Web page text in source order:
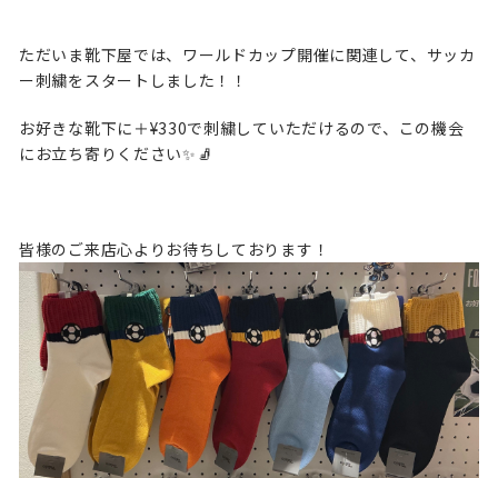
ただいま靴下屋では、ワールドカップ開催に関連して、サッカ
ー刺繍をスタートしました！！
お好きな靴下に＋¥330で刺繍していただけるので、この機会
にお立ち寄りください✨🧦
皆様のご来店心よりお待ちしております！